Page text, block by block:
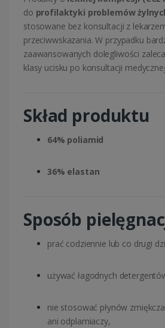
do profilaktyki problemów
stosowane bez konsultacji z
przeciwwskazania. W przypadku
zaawansowanych dolegliwości
klasy ucisku po konsultacji
Skład produktu
64% poliamid
36% elastan
Sposób
prać codziennie lub co drugi
używać łagodnych
nie stosować płynów
ani odplamiaczy,